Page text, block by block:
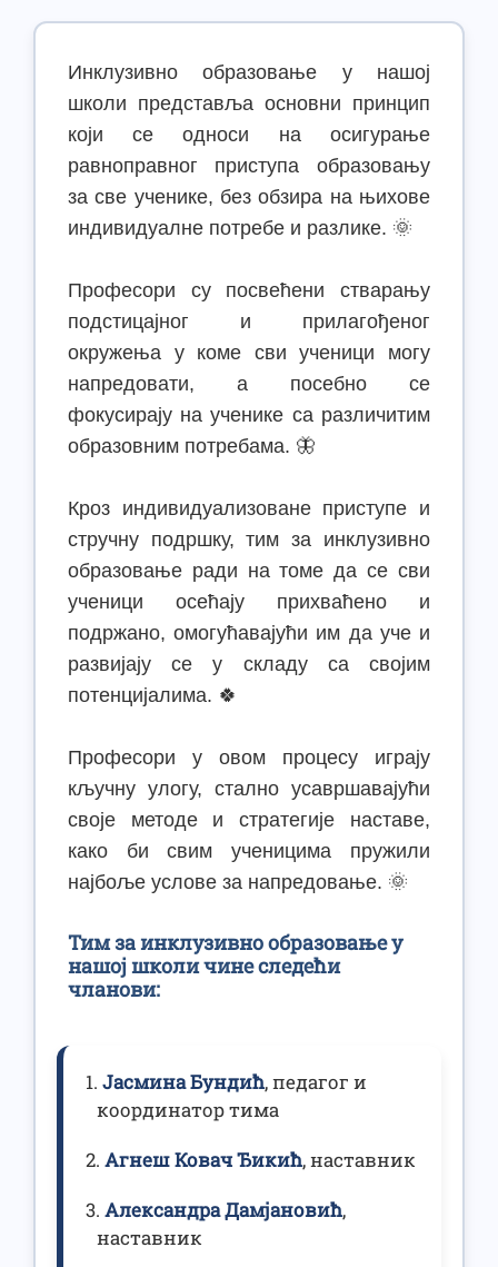
Инклузивно образовање у нашој
школи представља основни принцип
који се односи на осигурање
равноправног приступа образовању
за све ученике, без обзира на њихове
индивидуалне потребе и разлике. 🌞
Професори су посвећени стварању
подстицајног и прилагођеног
окружења у коме сви ученици могу
напредовати, а посебно се
фокусирају на ученике са различитим
образовним потребама. 🦋
Кроз индивидуализоване приступе и
стручну подршку, тим за инклузивно
образовање ради на томе да се сви
ученици осећају прихваћено и
подржано, омогућавајући им да уче и
развијају се у складу са својим
потенцијалима. 🍀
Професори у овом процесу играју
кључну улогу, стално усавршавајући
своје методе и стратегије наставе,
како би свим ученицима пружили
најбоље услове за напредовање. 🌞
Тим за инклузивно образовање у
нашој школи чине следећи
чланови:
Јасмина Бундић, педагог и
координатор тима
Агнеш Ковач Ђикић, наставник
Александра Дамјановић,
наставник